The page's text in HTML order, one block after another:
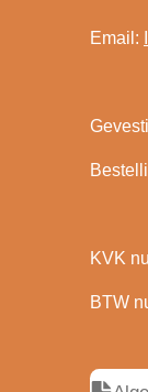
Email:
KVK
BTW